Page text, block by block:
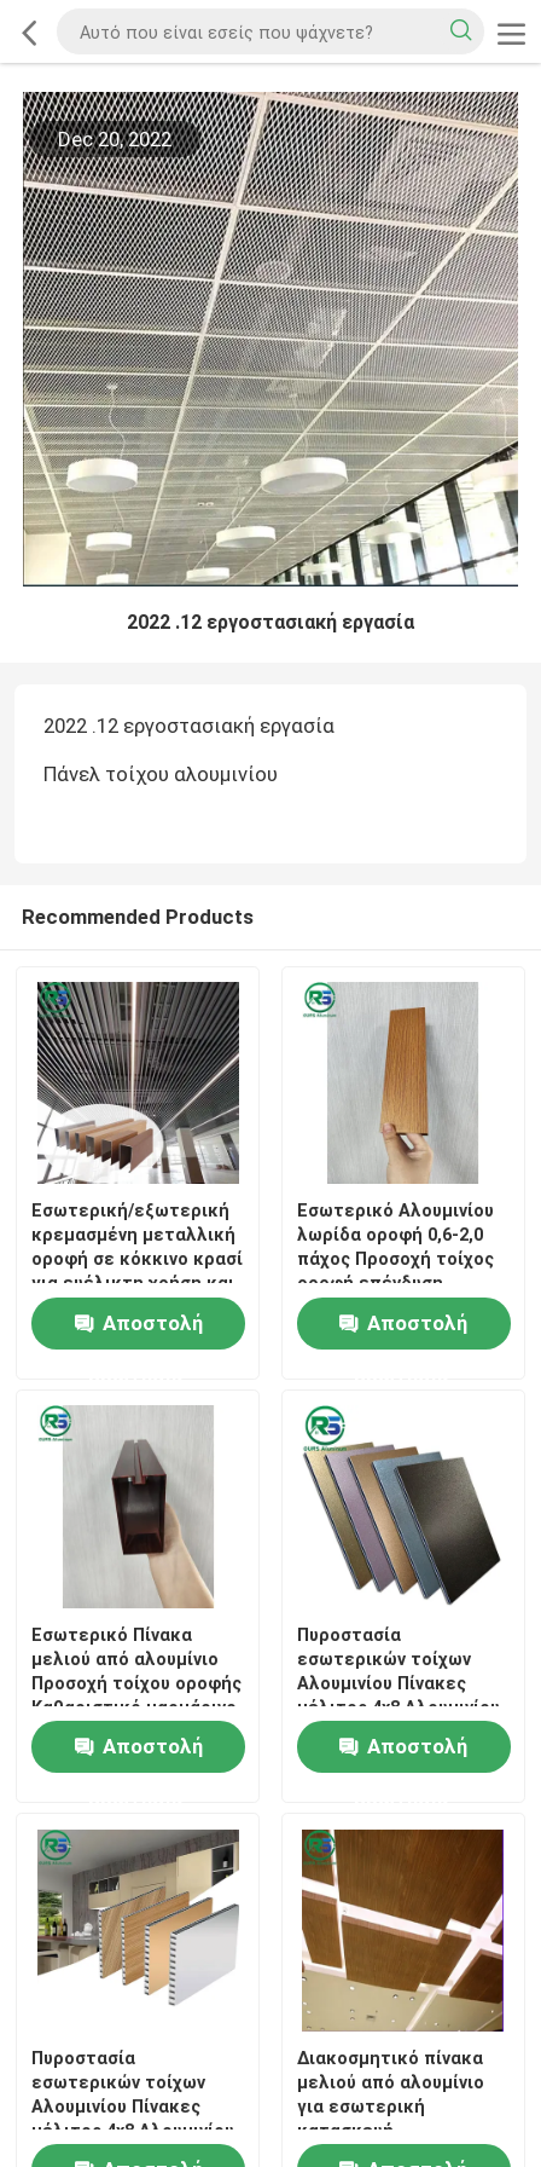
Dec 20, 2022
2022 .12 εργοστασιακή εργασία
2022 .12 εργοστασιακή εργασία
Πάνελ τοίχου αλουμινίου
Recommended Products
Εσωτερική/εξωτερική
κρεμασμένη μεταλλική
οροφή σε κόκκινο κρασί
για ευέλικτη χρήση και
εφαρμογή
Αποστολή
Εσωτερικό Αλουμινίου
λωρίδα οροφή 0,6-2,0
πάχος Προσοχή τοίχος
οροφή επένδυση
διακοσμητικό
μαρμάρινο κόκκο
Αποστολή
Εσωτερικό Πίνακα
μελιού από αλουμίνιο
Προσοχή τοίχου οροφής
Καθαριστικό μαρμάρινο
κόκκο
Αποστολή
Πυροστασία
εσωτερικών τοίχων
Αλουμινίου Πίνακες
μέλιτος 4x8 Αλουμινίου
Αρχιτεκτονικά
πλακάκια Tegular
Αποστολή
Πυροστασία
εσωτερικών τοίχων
Αλουμινίου Πίνακες
μέλιτος 4x8 Αλουμινίου
Αρχιτεκτονικά
Διακοσμητικό πίνακα
μελιού από αλουμίνιο
για εσωτερική
κατασκευή